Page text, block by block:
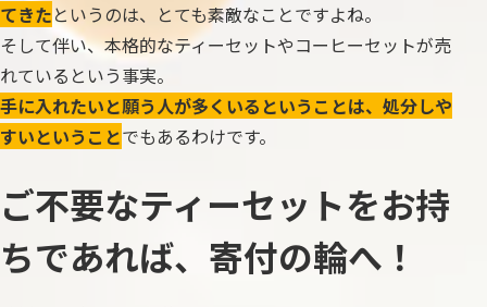
てきたというのは、とても素敵なことですよね。
そして伴い、本格的なティーセットやコーヒーセットが売
れているという事実。
手に入れたいと願う人が多くいるということは、処分しや
すいということでもあるわけです。
ご不要なティーセットをお持
ちであれば、寄付の輪へ！